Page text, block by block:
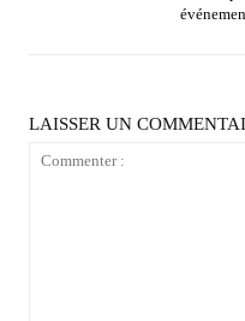
LAISSER UN